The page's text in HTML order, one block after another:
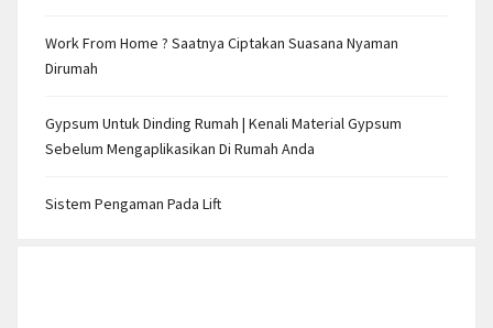
Work From Home ? Saatnya Ciptakan Suasana Nyaman
Dirumah
Gypsum Untuk Dinding Rumah | Kenali Material Gypsum
Sebelum Mengaplikasikan Di Rumah Anda
Sistem Pengaman Pada Lift